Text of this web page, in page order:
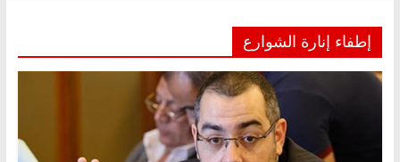
إطفاء إنارة الشوارع